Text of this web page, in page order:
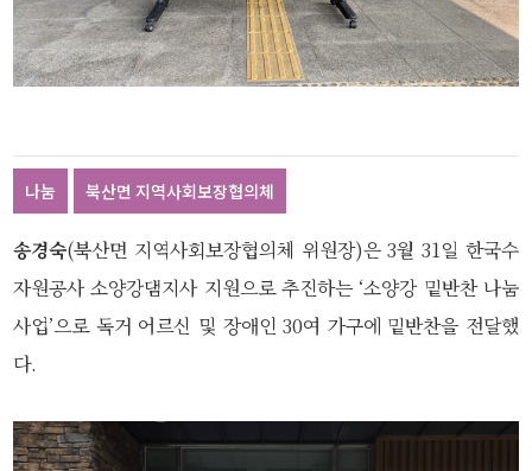
나눔 북산면 지역사회보장협의체
송경숙(북산면 지역사회보장협의체 위원장)은 3월 31일 한국수
자원공사 소양강댐지사 지원으로 추진하는 ‘소양강 밑반찬 나눔
사업’으로 독거 어르신 및 장애인 30여 가구에 밑반찬을 전달했
다.